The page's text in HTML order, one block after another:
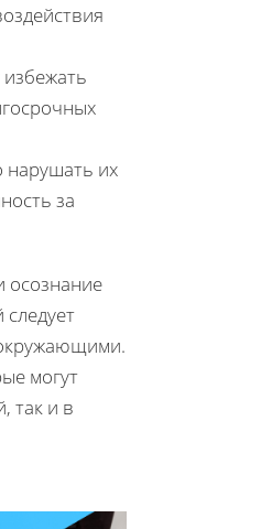
нарушать их
за
осознание
могут
так и в